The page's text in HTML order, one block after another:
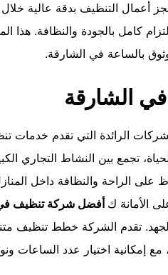
أعمال التنظيف بدقة عالية
كامل بالجودة والنظافة. هذا
بالساعة في الشارقة.
الشارقة
الرائدة التي تقدم خدمات
تجمع بين النشاط التجاري
الراحة والنظافة داخل
الأمانة ك أفضل شركة تنظيف
تقدم الشركة خطط تنظيف
إمكانية اختيار عدد الساعات